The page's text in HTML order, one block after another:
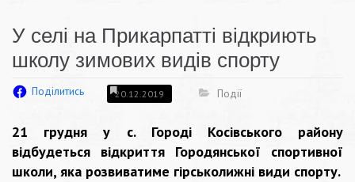
У селі на Прикарпатті відкриють
школу зимових видів спорту
Поділитись 20.12.2019 Події
21 грудня у с. Городі Косівського району
відбудеться відкриття Городянської спортивної
школи, яка розвиватиме гірськолижні види спорту.